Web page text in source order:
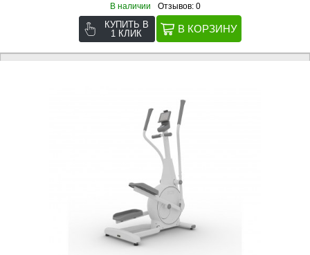
В наличии Отзывов: 0
КУПИТЬ В
1 КЛИК